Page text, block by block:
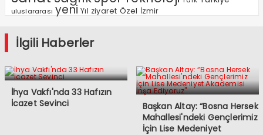
uluslararası yeni Yıl ziyaret Özel İzmir
İlgili Haberler
İhya Vakfı'nda 33 Hafızın
İcazet Sevinci
Başkan Altay: “Bosna Hersek
Mahallesi'ndeki Gençlerimiz
İçin Lise Medeniyet